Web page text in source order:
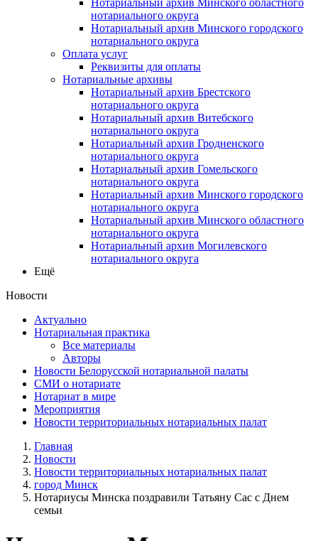
нотариального округа
Нотариальный архив Минского городского
нотариального округа
Оплата услуг
Реквизиты для оплаты
Нотариальные архивы
Нотариальный архив Брестского
нотариального округа
Нотариальный архив Витебского
нотариального округа
Нотариальный архив Гродненского
нотариального округа
Нотариальный архив Гомельского
нотариального округа
Нотариальный архив Минского городского
нотариального округа
Нотариальный архив Минского областного
нотариального округа
Нотариальный архив Могилевского
нотариального округа
Ещё
Новости
Актуально
Нотариальная практика
Все материалы
Авторы
Новости Белорусской нотариальной палаты
СМИ о нотариате
Нотариат в мире
Мероприятия
Новости территориальных нотариальных палат
Главная
Новости
Новости территориальных нотариальных палат
город Минск
Нотариусы Минска поздравили Татьяну Сас с Днем
семьи